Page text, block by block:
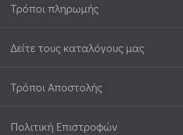
Τρόποι πληρωμής
Δείτε τους καταλόγους μας
Τρόποι Αποστολής
Πολιτική Επιστροφών